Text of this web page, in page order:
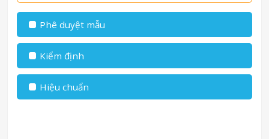
Phê duyệt mẫu
Kiểm định
Hiệu chuẩn